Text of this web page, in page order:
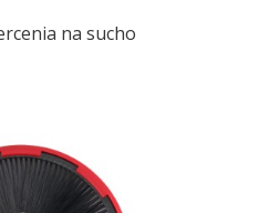
na sucho